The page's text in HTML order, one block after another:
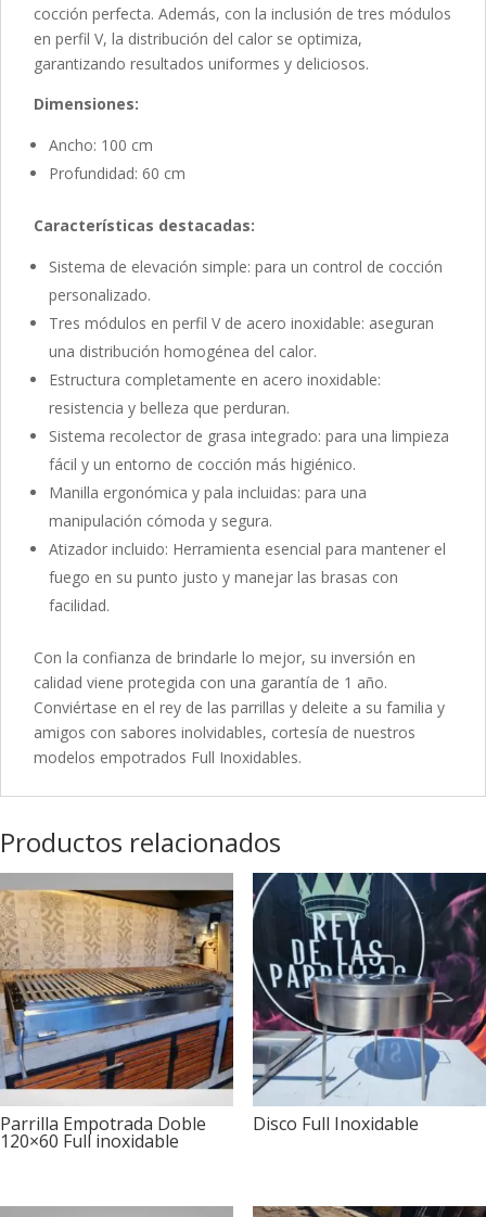
cocción perfecta. Además, con la inclusión de tres módulos
en perfil V, la distribución del calor se optimiza,
garantizando resultados uniformes y deliciosos.
Dimensiones:
Ancho: 100 cm
Profundidad: 60 cm
Características destacadas:
Sistema de elevación simple: para un control de cocción
personalizado.
Tres módulos en perfil V de acero inoxidable: aseguran
una distribución homogénea del calor.
Estructura completamente en acero inoxidable:
resistencia y belleza que perduran.
Sistema recolector de grasa integrado: para una limpieza
fácil y un entorno de cocción más higiénico.
Manilla ergonómica y pala incluidas: para una
manipulación cómoda y segura.
Atizador incluido: Herramienta esencial para mantener el
fuego en su punto justo y manejar las brasas con
facilidad.
Con la confianza de brindarle lo mejor, su inversión en
calidad viene protegida con una garantía de 1 año.
Conviértase en el rey de las parrillas y deleite a su familia y
amigos con sabores inolvidables, cortesía de nuestros
modelos empotrados Full Inoxidables.
Productos relacionados
Parrilla Empotrada Doble
120×60 Full inoxidable
Disco Full Inoxidable